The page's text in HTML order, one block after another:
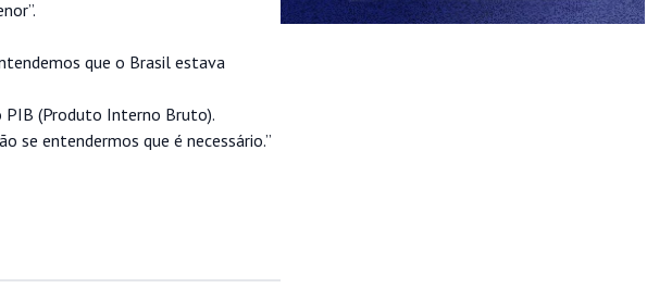
que o Brasil estava
PIB (Produto Interno Bruto).
se entendermos que é necessário.”